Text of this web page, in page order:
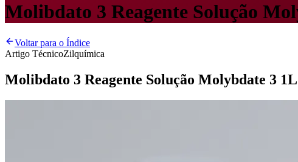
Molibdato 3 Reagente Solução
Voltar para o Índice
Artigo TécnicoZilquímica
Molibdato 3 Reagente Solução Molybdate 3